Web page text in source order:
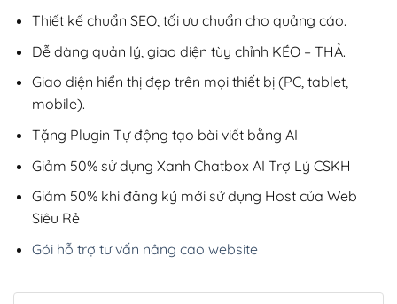
Thiết kế chuẩn SEO, tối ưu chuẩn cho quảng cáo.
Dễ dàng quản lý, giao diện tùy chỉnh KÉO – THẢ.
Giao diện hiển thị đẹp trên mọi thiết bị (PC, tablet,
mobile).
Tặng Plugin Tự động tạo bài viết bằng AI
Giảm 50% sử dụng Xanh Chatbox AI Trợ Lý CSKH
Giảm 50% khi đăng ký mới sử dụng Host của Web
Siêu Rẻ
Gói hỗ trợ tư vấn nâng cao website